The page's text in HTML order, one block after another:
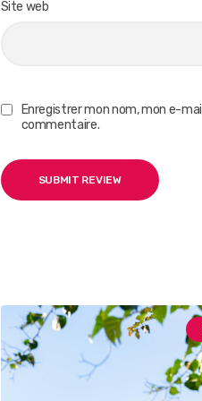
Site web
Enregistrer mon nom, mon e-
commentaire.